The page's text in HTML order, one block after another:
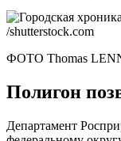
ФОТО Thomas
Полигон
Департамент